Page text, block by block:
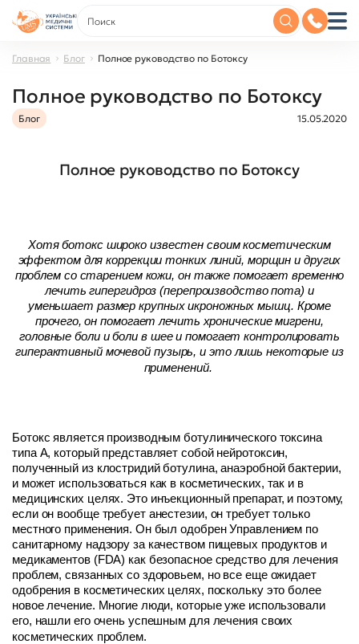
Главная Блог Полное руководство по Ботоксу
Полное руководство по Ботоксу
Блог 15.05.2020
Полное руководство по Ботоксу
Хотя ботокс широко известен своим косметическим
эффектом для коррекции тонких линий, морщин и других
проблем со старением кожи, он также помогает временно
лечить гипергидроз (перепроизводство пота) и
уменьшает размер крупных икроножных мышц. Кроме
прочего, он помогает лечить хронические мигрени,
головные боли и боли в шее и помогает контролировать
гиперактивный мочевой пузырь, и это лишь некоторые из
применений.
Ботокс является производным ботулинического токсина
типа А, который представляет собой нейротоксин,
полученный из клостридий ботулина, анаэробной бактерии,
и может использоваться как в косметических, так и в
медицинских целях. Это инъекционный препарат, и поэтому,
если он вообще требует анестезии, он требует только
местного применения. Он был одобрен Управлением по
санитарному надзору за качеством пищевых продуктов и
медикаментов (FDA) как безопасное средство для лечения
проблем, связанных со здоровьем, но все еще ожидает
одобрения в косметических целях, поскольку это более
новое лечение. Многие люди, которые уже использовали
его, нашли его очень успешным для лечения своих
косметических проблем.